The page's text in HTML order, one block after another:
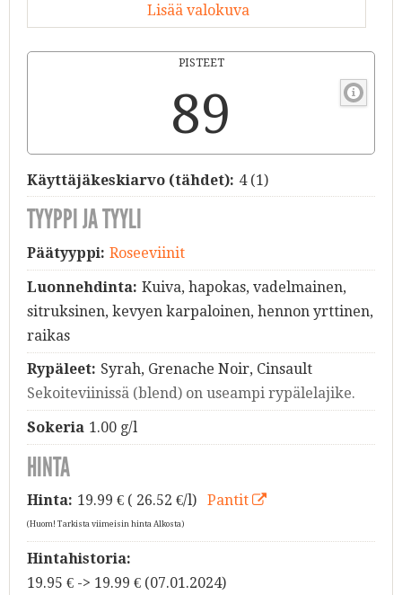
Lisää valokuva
PISTEET
89
Käyttäjäkeskiarvo (tähdet): 4 (1)
TYYPPI JA TYYLI
Päätyyppi: Roseeviinit
Luonnehdinta: Kuiva, hapokas, vadelmainen,
sitruksinen, kevyen karpaloinen, hennon yrttinen,
raikas
Rypäleet: Syrah, Grenache Noir, Cinsault
Sekoiteviinissä (blend) on useampi rypälelajike.
Sokeria 1.00 g/l
HINTA
Hinta: 19.99 € ( 26.52 €/l) Pantit
(Huom! Tarkista viimeisin hinta Alkosta)
Hintahistoria:
19.95 € -> 19.99 € (07.01.2024)